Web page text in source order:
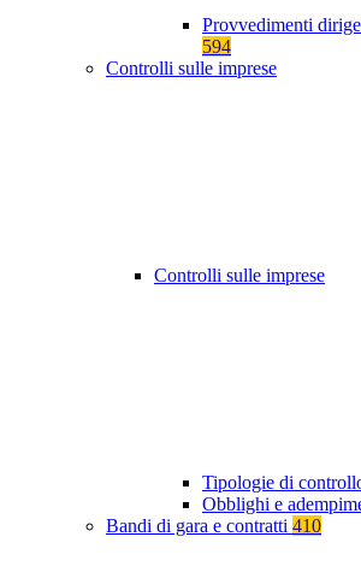
Provvedimenti
594
Controlli sulle imprese
Controlli sulle imprese
Tipologie di
Obblighi e
Bandi di gara e contratti 410